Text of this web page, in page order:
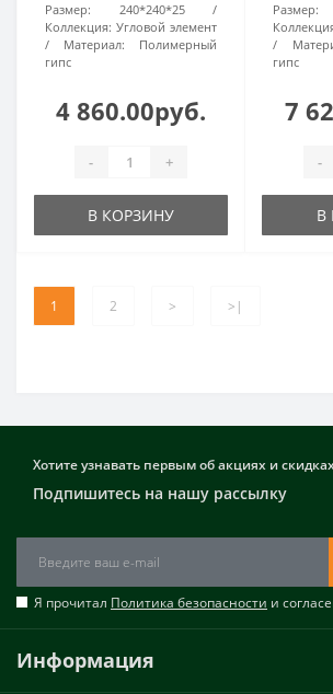
Размер:
240*240*25
Коллекция: Угловой элемент
Материал:
Полимерный
гипс
4 860.00руб.
- +
В КОРЗИНУ
Размер:
гипс
7
-
В
1 2 > >|
Хотите узнавать первым об акциях и
Подпишитесь на нашу рассылку
Я прочитал Политика безопасности и
Информация